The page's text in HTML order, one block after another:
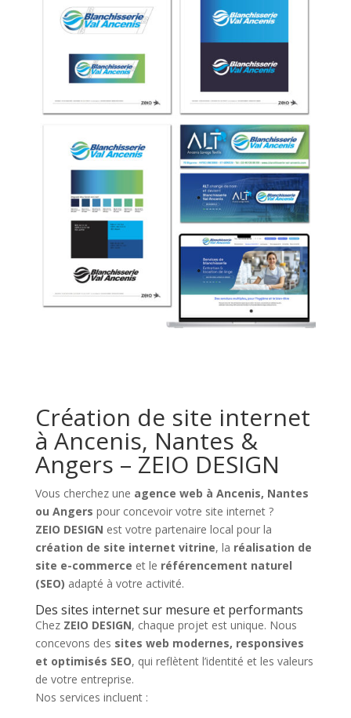
Création de site internet
à Ancenis, Nantes &
Angers – ZEIO DESIGN
Vous cherchez une agence web à Ancenis, Nantes
ou Angers pour concevoir votre site internet ?
ZEIO DESIGN est votre partenaire local pour la
création de site internet vitrine, la réalisation de
site e-commerce et le référencement naturel
(SEO) adapté à votre activité.
Des sites internet sur mesure et performants
Chez ZEIO DESIGN, chaque projet est unique. Nous
concevons des sites web modernes, responsives
et optimisés SEO, qui reflètent l’identité et les valeurs
de votre entreprise.
Nos services incluent :